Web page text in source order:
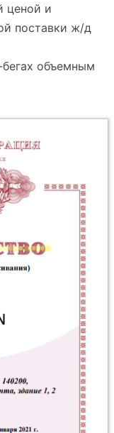
ценой и
поставки ж/д
объемным